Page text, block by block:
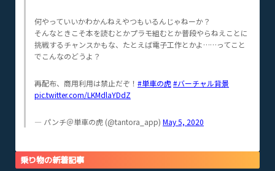
何やっていいかわかんねえやつもいるんじゃねーか？
そんなときこそ本を読むとかプラモ組むとか普段やらねえことに
挑戦するチャンスかもな、たとえば電子工作とかよ……ってこと
でこんなのどうよ？
再配布、商用利用は禁止だぞ！ #単車の虎#バーチャル背景
pic.twitter.com/LKMdlaYDdZ
— パンチ＠単車の虎 (@tantora_app) May 5, 2020
乗り物の新着記事